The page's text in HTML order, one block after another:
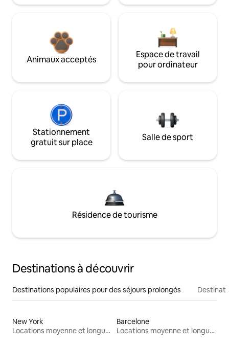
Animaux acceptés
Espace de travail
pour ordinateur
Stationnement
gratuit sur place
Salle de sport
Résidence de tourisme
Destinations à découvrir
Destinations populaires pour des séjours prolongés
New York
Locations moyenne et longue durée
Barcelone
Locations moyenne et longue durée